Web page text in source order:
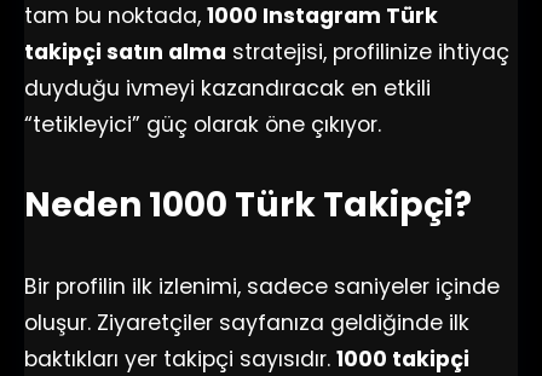
tam bu noktada, 1000 Instagram Türk
takipçi satın alma stratejisi, profilinize ihtiyaç
duyduğu ivmeyi kazandıracak en etkili
“tetikleyici” güç olarak öne çıkıyor.
Neden 1000 Türk Takipçi?
Bir profilin ilk izlenimi, sadece saniyeler içinde
oluşur. Ziyaretçiler sayfanıza geldiğinde ilk
baktıkları yer takipçi sayısıdır. 1000 takipçi